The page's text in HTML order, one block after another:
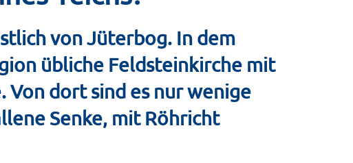
von Jüterbog. In dem
übliche Feldsteinkirche mit
dort sind es nur wenige
Senke, mit Röhricht